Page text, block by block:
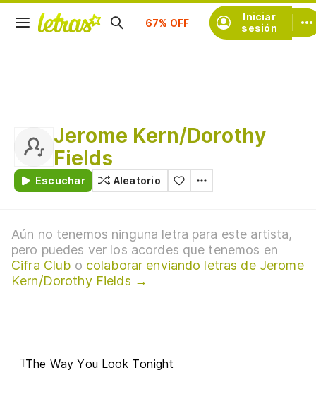
Iniciar
sesión
Suscríbete
Jerome Kern/Dorothy
Fields
Escuchar Aleatorio
Aún no tenemos ninguna letra para este artista,
pero puedes ver los acordes que tenemos en
Cifra Club o colaborar enviando letras de Jerome
Kern/Dorothy Fields →
TThe Way You Look Tonight